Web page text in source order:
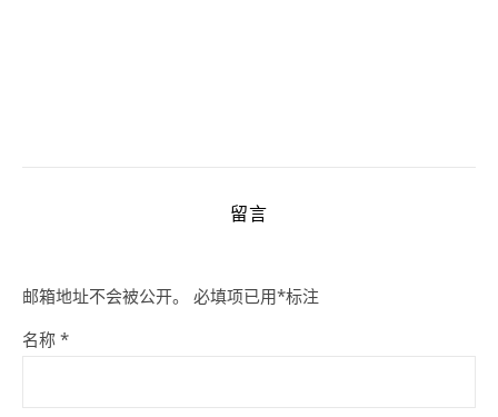
留言
邮箱地址不会被公开。 必填项已用*标注
名称 *